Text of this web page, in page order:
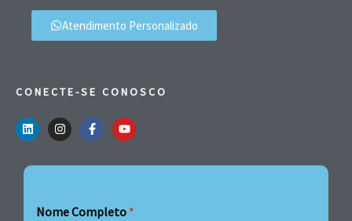
Atendimento Personalizado
CONECTE-SE CONOSCO
Nome Completo *